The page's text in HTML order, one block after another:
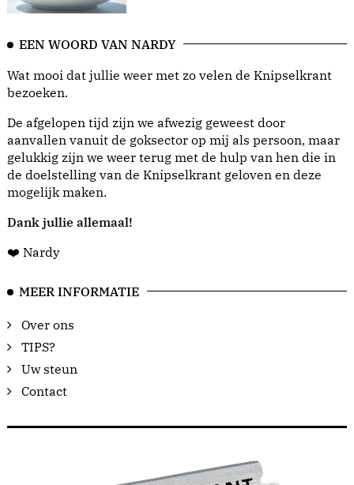
EEN WOORD VAN NARDY
Wat mooi dat jullie weer met zo velen de Knipselkrant
bezoeken.
De afgelopen tijd zijn we afwezig geweest door
aanvallen vanuit de goksector op mij als persoon, maar
gelukkig zijn we weer terug met de hulp van hen die in
de doelstelling van de Knipselkrant geloven en deze
mogelijk maken.
Dank jullie allemaal!
❤️ Nardy
MEER INFORMATIE
Over ons
TIPS?
Uw steun
Contact